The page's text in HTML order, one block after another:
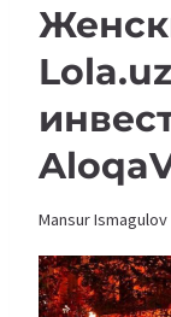
Mansur Ismagulov